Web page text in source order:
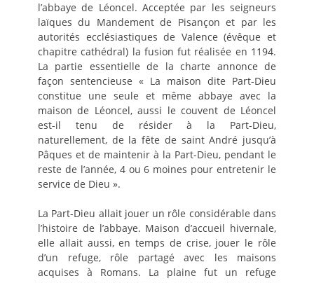
l’abbaye de Léoncel. Acceptée par les seigneurs
laïques du Mandement de Pisançon et par les
autorités ecclésiastiques de Valence (évêque et
chapitre cathédral) la fusion fut réalisée en 1194.
La partie essentielle de la charte annonce de
façon sentencieuse « La maison dite Part-Dieu
constitue une seule et même abbaye avec la
maison de Léoncel, aussi le couvent de Léoncel
est-il tenu de résider à la Part-Dieu,
naturellement, de la fête de saint André jusqu’à
Pâques et de maintenir à la Part-Dieu, pendant le
reste de l’année, 4 ou 6 moines pour entretenir le
service de Dieu ».
La Part-Dieu allait jouer un rôle considérable dans
l’histoire de l’abbaye. Maison d’accueil hivernale,
elle allait aussi, en temps de crise, jouer le rôle
d’un refuge, rôle partagé avec les maisons
acquises à Romans. La plaine fut un refuge